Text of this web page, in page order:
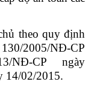
theo quy định
2005/NĐ-CP
NĐ-CP ngày
14/02/2015.